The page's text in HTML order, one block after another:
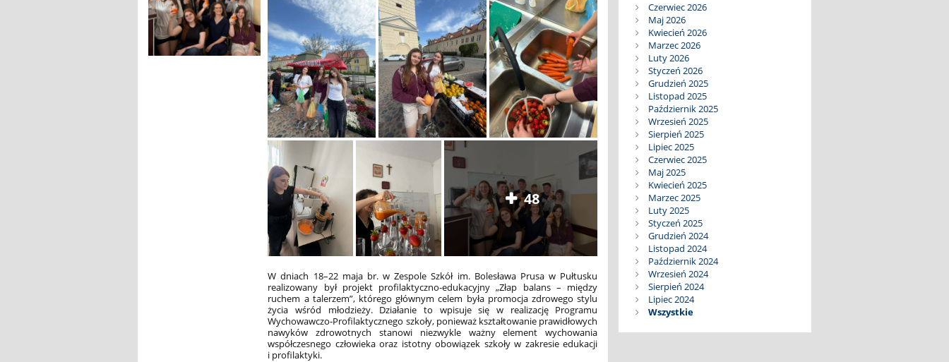
48
W dniach 18–22 maja br. w Zespole Szkół im. Bolesława Prusa w Pułtusku
realizowany był projekt profilaktyczno-edukacyjny „Złap balans – między
ruchem a talerzem”, którego głównym celem była promocja zdrowego stylu
życia wśród młodzieży. Działanie to wpisuje się w realizację Programu
Wychowawczo-Profilaktycznego szkoły, ponieważ kształtowanie prawidłowych
nawyków zdrowotnych stanowi niezwykle ważny element wychowania
współczesnego człowieka oraz istotny obowiązek szkoły w zakresie edukacji
i profilaktyki.
Czerwiec 2026
Maj 2026
Kwiecień 2026
Marzec 2026
Luty 2026
Styczeń 2026
Grudzień 2025
Listopad 2025
Październik 2025
Wrzesień 2025
Sierpień 2025
Lipiec 2025
Czerwiec 2025
Maj 2025
Kwiecień 2025
Marzec 2025
Luty 2025
Styczeń 2025
Grudzień 2024
Listopad 2024
Październik 2024
Wrzesień 2024
Sierpień 2024
Lipiec 2024
Wszystkie